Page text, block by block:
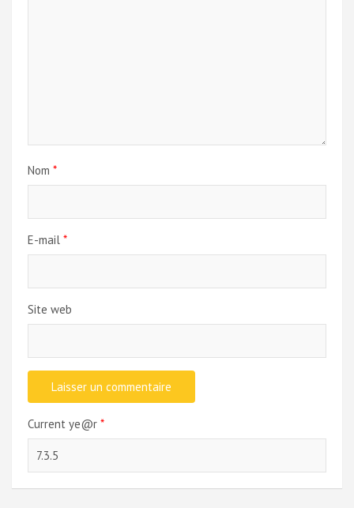
Nom *
E-mail *
Site web
Current ye@r *